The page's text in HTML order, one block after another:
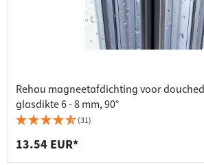
Rehau magneetafdichting voor
glasdikte 6 - 8 mm, 90°
(31)
13.54 EUR*